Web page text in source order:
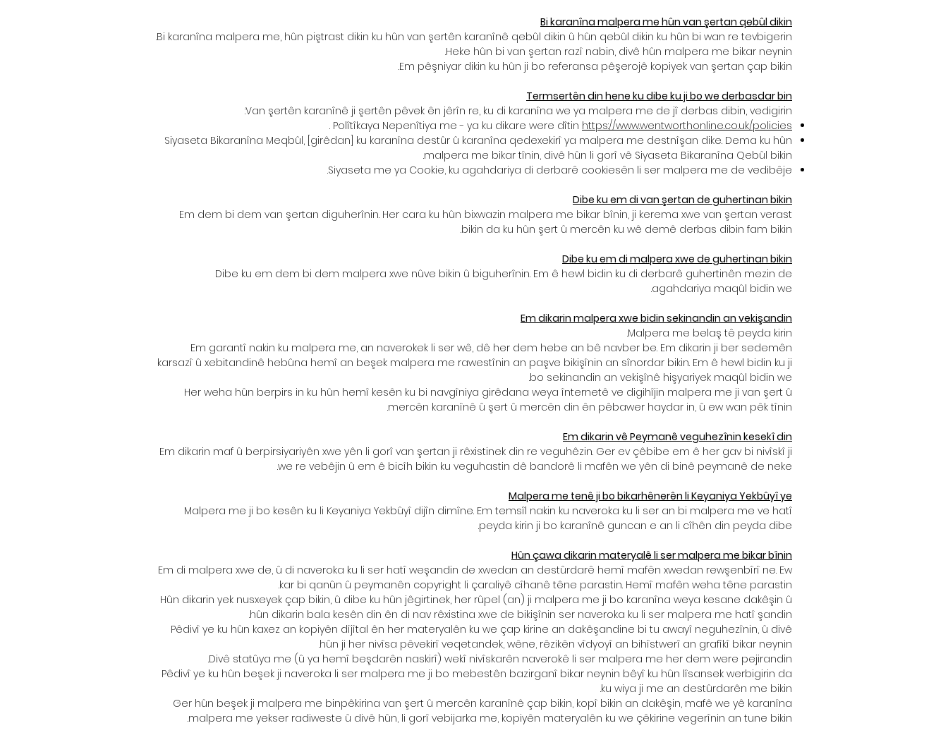
Bi karanîna malpera me hûn van şertan qebûl dikin
Bi karanîna malpera me, hûn piştrast dikin ku hûn van şertên karanînê qebûl dikin û hûn qebûl dikin ku hûn bi wan re tevbigerin.
Heke hûn bi van şertan razî nabin, divê hûn malpera me bikar neynin.
Em pêşniyar dikin ku hûn ji bo referansa pêşerojê kopiyek van şertan çap bikin.
Termsertên din hene ku dibe ku ji bo we derbasdar bin
Van şertên karanînê ji şertên pêvek ên jêrîn re, ku di karanîna we ya malpera me de jî derbas dibin, vedigirin:
Polîtîkaya Nepenîtiya me - ya ku dikare were dîtin https://www.wentworthonline.co.uk/policies
.
Siyaseta Bikaranîna Meqbûl, [girêdan] ku karanîna destûr û karanîna qedexekirî ya malpera me destnîşan dike. Dema ku hûn
malpera me bikar tînin, divê hûn li gorî vê Siyaseta Bikaranîna Qebûl bikin.
Siyaseta me ya Cookie, ku agahdariya di derbarê cookiesên li ser malpera me de vedibêje.
Dibe ku em di van şertan de guhertinan bikin
Em dem bi dem van şertan diguherînin. Her cara ku hûn bixwazin malpera me bikar bînin, ji kerema xwe van şertan verast
bikin da ku hûn şert û mercên ku wê demê derbas dibin fam bikin.
Dibe ku em di malpera xwe de guhertinan bikin
Dibe ku em dem bi dem malpera xwe nûve bikin û biguherînin. Em ê hewl bidin ku di derbarê guhertinên mezin de
agahdariya maqûl bidin we.
Em dikarin malpera xwe bidin sekinandin an vekişandin
Malpera me belaş tê peyda kirin.
Em garantî nakin ku malpera me, an naverokek li ser wê, dê her dem hebe an bê navber be. Em dikarin ji ber sedemên
karsazî û xebitandinê hebûna hemî an beşek malpera me rawestînin an paşve bikişînin an sînordar bikin. Em ê hewl bidin ku ji
bo sekinandin an vekişînê hişyariyek maqûl bidin we.
Her weha hûn berpirs in ku hûn hemî kesên ku bi navgîniya girêdana weya înternetê ve digihîjin malpera me ji van şert û
mercên karanînê û şert û mercên din ên pêbawer haydar in, û ew wan pêk tînin.
Em dikarin vê Peymanê veguhezînin kesekî din
Em dikarin maf û berpirsiyariyên xwe yên li gorî van şertan ji rêxistinek din re veguhêzin. Ger ev çêbibe em ê her gav bi nivîskî ji
we re vebêjin û em ê bicîh bikin ku veguhastin dê bandorê li mafên we yên di binê peymanê de neke.
Malpera me tenê ji bo bikarhênerên li Keyaniya Yekbûyî ye
Malpera me ji bo kesên ku li Keyaniya Yekbûyî dijîn dimîne. Em temsîl nakin ku naveroka ku li ser an bi malpera me ve hatî
peyda kirin ji bo karanînê guncan e an li cîhên din peyda dibe.
Hûn çawa dikarin materyalê li ser malpera me bikar bînin
Em di malpera xwe de, û di naveroka ku li ser hatî weşandin de xwedan an destûrdarê hemî mafên xwedan rewşenbîrî ne. Ew
kar bi qanûn û peymanên copyright li çaraliyê cîhanê têne parastin. Hemî mafên weha têne parastin.
Hûn dikarin yek nusxeyek çap bikin, û dibe ku hûn jêgirtinek, her rûpel (an) ji malpera me ji bo karanîna weya kesane dakêşin û
hûn dikarin bala kesên din ên di nav rêxistina xwe de bikişînin ser naveroka ku li ser malpera me hatî şandin.
Pêdivî ye ku hûn kaxez an kopiyên dîjîtal ên her materyalên ku we çap kirine an dakêşandine bi tu awayî neguhezînin, û divê
hûn ji her nivîsa pêvekirî veqetandek, wêne, rêzikên vîdyoyî an bihîstwerî an grafîkî bikar neynin.
Divê statûya me (û ya hemî beşdarên naskirî) wekî nivîskarên naverokê li ser malpera me her dem were pejirandin.
Pêdivî ye ku hûn beşek ji naveroka li ser malpera me ji bo mebestên bazirganî bikar neynin bêyî ku hûn lîsansek werbigirin da
ku wiya ji me an destûrdarên me bikin.
Ger hûn beşek ji malpera me binpêkirina van şert û mercên karanînê çap bikin, kopî bikin an dakêşin, mafê we yê karanîna
malpera me yekser radiweste û divê hûn, li gorî vebijarka me, kopiyên materyalên ku we çêkirine vegerînin an tune bikin.